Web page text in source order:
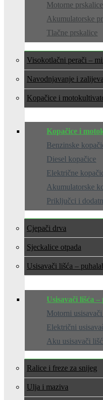
Motorne prskalice
Akumulatorske
Tlačne prskalice
Visokotlačni perači –
Navodnjavanje i
Kopačice i
Kopačice i
Benzinske
Diesel kopačice
Električne
Akumulatorske
Priključci i
Cjepači drva
Sjeckalice otpada
Usisavači lišća – puhala
Usisavači lišća –
Motorni
Električni
Aku usisavači
Ralice i freze za snijeg
Ulja i maziva